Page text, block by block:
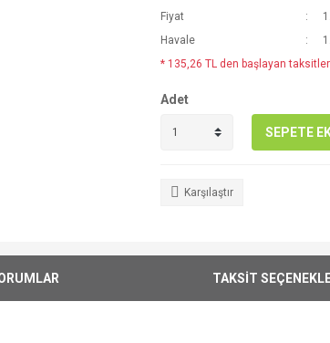
Fiyat
Havale
* 135,26 TL den başlayan
Adet
SEPETE
Karşılaştır
TAKSİT